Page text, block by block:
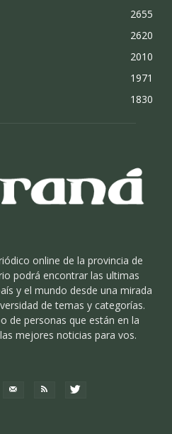
2655
2620
2010
1971
1830
online de la provincia de
podrá encontrar las ultimas
y el mundo desde una mirada
de temas y categorías.
de personas que están en la
mejores noticias para vos.